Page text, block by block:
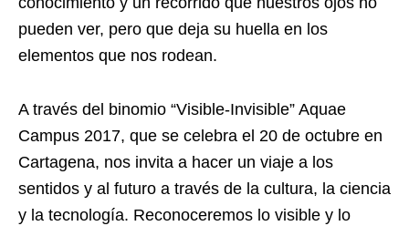
pueden ver, pero que deja su huella en los
elementos que nos rodean.
A través del binomio “Visible-Invisible” Aquae
Campus 2017, que se celebra el 20 de octubre en
Cartagena, nos invita a hacer un viaje a los
sentidos y al futuro a través de la cultura, la ciencia
y la tecnología. Reconoceremos lo visible y lo